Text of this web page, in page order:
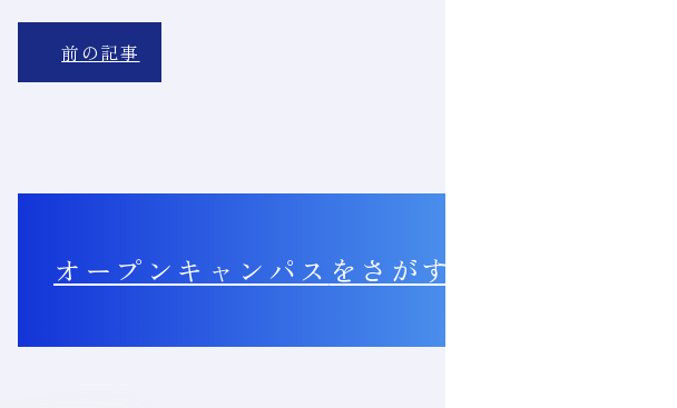
前の記事
オープンキャンパス をさがす